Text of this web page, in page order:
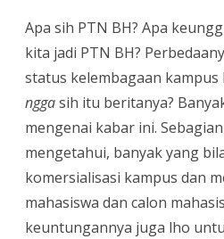
Apa sih PTN BH? Apa
kita jadi PTN BH?
status kelembagaan
nggasih itu beritanya?
mengenai kabar ini.
mengetahui, banyak yang
komersialisasi kampus dan
mahasiswa dan calon
keuntungannya juga lho